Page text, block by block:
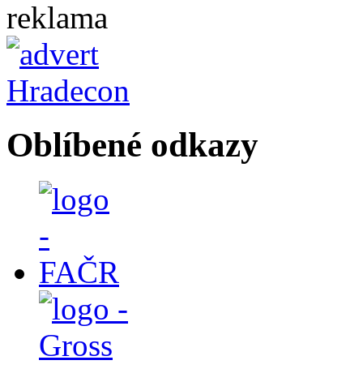
reklama
Oblíbené odkazy